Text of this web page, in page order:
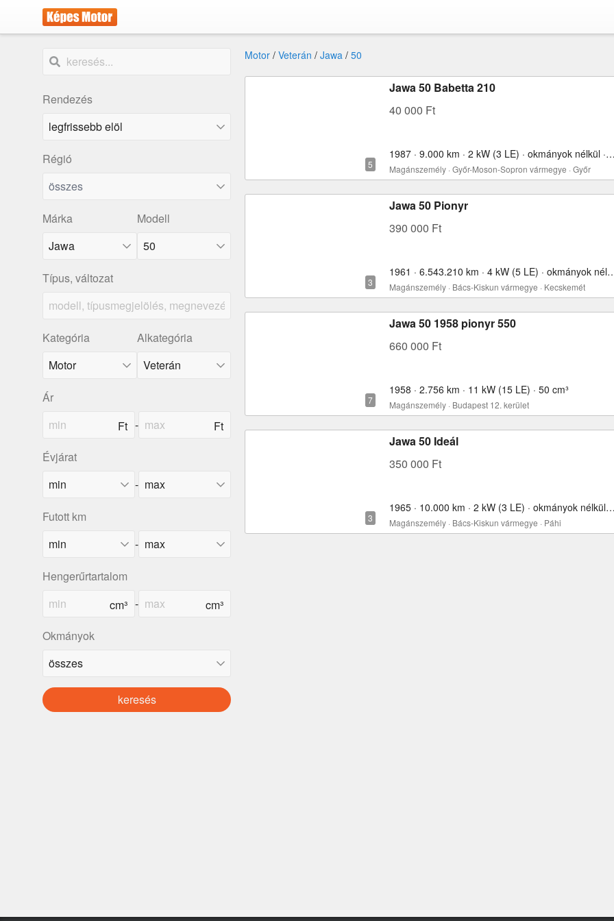
Rendezés
Régió
összes
Márka
Jawa
Modell
50
Típus, változat
Kategória Alkategória
Ár
-
Évjárat
-
Futott km
-
Hengerűrtartalom
-
Okmányok
keresés
Motor / Veterán / Jawa / 50
Jawa 50 Babetta 210
40 000 Ft
1987 · 9.000 km · 2 kW (3 LE) · okmányok nélkül · 50 cm³
Magánszemély · Győr-Moson-Sopron vármegye · Győr
Jawa 50 Pionyr
390 000 Ft
1961 · 6.543.210 km · 4 kW (5
Magánszemély · Bács-Kiskun vármegye · Kecskemét
Jawa 50 1958 pionyr 550
660 000 Ft
1958 · 2.756 km · 11 kW (15 LE) · 50 cm³
Magánszemély · Budapest 12. kerület
Jawa 50 Ideál
350 000 Ft
1965 · 10.000 km · 2 kW (3 LE) · okmányok nélkül · 50 cm³
Magánszemély · Bács-Kiskun vármegye · Páhi